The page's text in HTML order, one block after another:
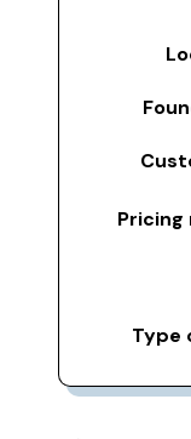
Pricing
Type